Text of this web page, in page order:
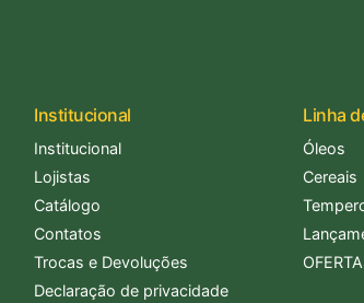
Institucional
Institucional
Lojistas
Catálogo
Contatos
Trocas e Devoluções
Declaração de privacidade
Linha
Óleos
Cereais